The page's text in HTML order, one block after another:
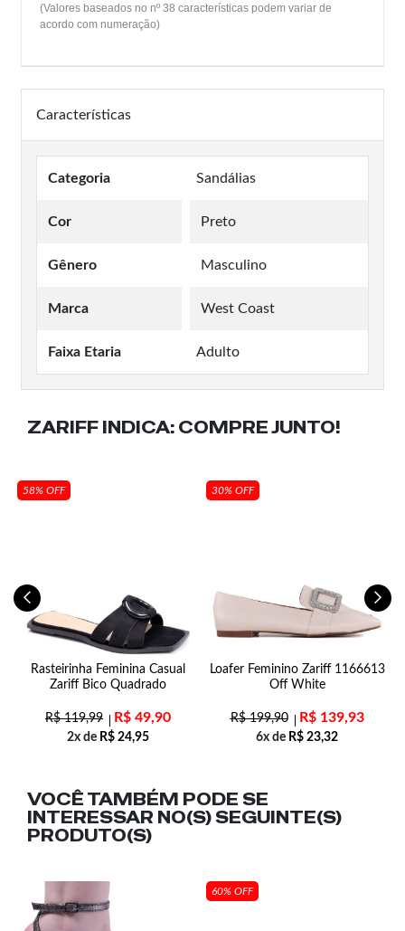
(Valores baseados no nº 38 características podem variar de
acordo com numeração)
Características
Categoria Sandálias
Cor Preto
Gênero Masculino
Marca West Coast
Faixa Etaria Adulto
ZARIFF INDICA: COMPRE JUNTO!
58% OFF
Rasteirinha Feminina Casual
Zariff Bico Quadrado
R$119,99 R$ 49,90
2x de R$ 24,95
30% OFF
Loafer Feminino Zariff 1166613
Off White
R$199,90 R$139,93
6x de R$ 23,32
VOCÊ TAMBÉM PODE SE
INTERESSAR NO(S) SEGUINTE(S)
PRODUTO(S)
60% OFF